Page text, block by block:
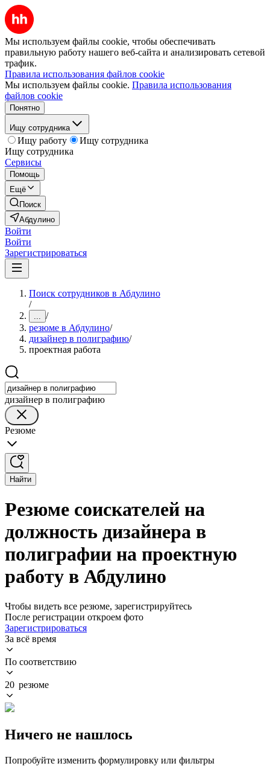
Мы используем файлы cookie, чтобы обеспечивать
правильную работу нашего веб-сайта и анализировать сетевой
трафик.
Правила использования файлов cookie
Мы используем файлы cookie. Правила использования
файлов cookie
Понятно
Ищу сотрудника
Ищу работу
Ищу сотрудника
Ищу сотрудника
Сервисы
Помощь
Ещё
Поиск
Абдулино
Войти
Войти
Зарегистрироваться
Поиск сотрудников в Абдулино
/
... /
резюме в Абдулино/
дизайнер в полиграфию/
проектная работа
дизайнер в полиграфию
Резюме
Найти
Резюме соискателей на
должность дизайнера в
полиграфии на проектную
работу в Абдулино
Чтобы видеть все резюме, зарегистрируйтесь
После регистрации откроем фото
Зарегистрироваться
За всё время
По соответствию
20 резюме
Ничего не нашлось
Попробуйте изменить формулировку или фильтры